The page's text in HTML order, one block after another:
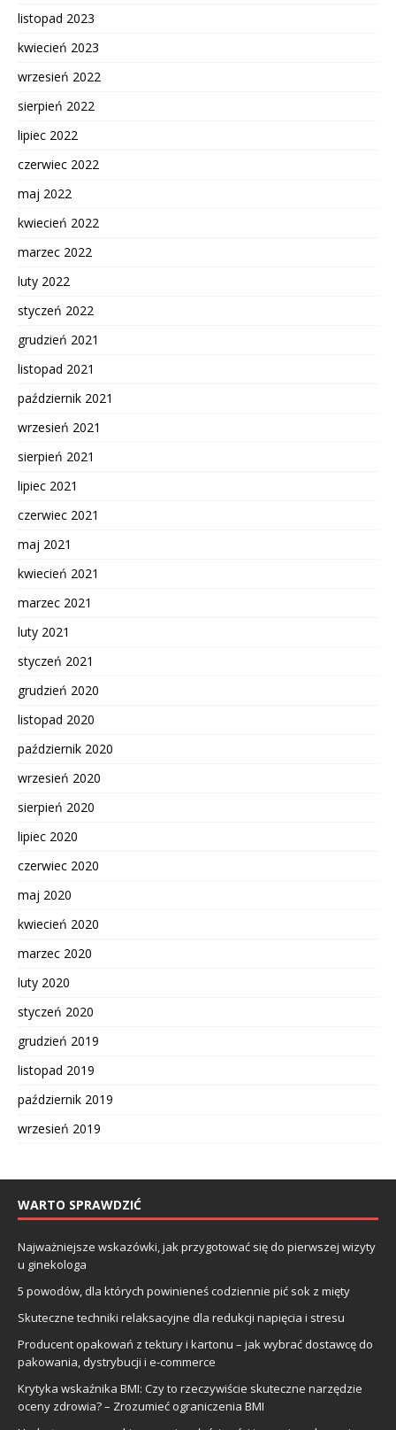
listopad 2023
kwiecień 2023
wrzesień 2022
sierpień 2022
lipiec 2022
czerwiec 2022
maj 2022
kwiecień 2022
marzec 2022
luty 2022
styczeń 2022
grudzień 2021
listopad 2021
październik 2021
wrzesień 2021
sierpień 2021
lipiec 2021
czerwiec 2021
maj 2021
kwiecień 2021
marzec 2021
luty 2021
styczeń 2021
grudzień 2020
listopad 2020
październik 2020
wrzesień 2020
sierpień 2020
lipiec 2020
czerwiec 2020
maj 2020
kwiecień 2020
marzec 2020
luty 2020
styczeń 2020
grudzień 2019
listopad 2019
październik 2019
wrzesień 2019
WARTO SPRAWDZIĆ
Najważniejsze wskazówki, jak przygotować się do pierwszej wizyty
u ginekologa
5 powodów, dla których powinieneś codziennie pić sok z mięty
Skuteczne techniki relaksacyjne dla redukcji napięcia i stresu
Producent opakowań z tektury i kartonu – jak wybrać dostawcę do
pakowania, dystrybucji i e-commerce
Krytyka wskaźnika BMI: Czy to rzeczywiście skuteczne narzędzie
oceny zdrowia? – Zrozumieć ograniczenia BMI